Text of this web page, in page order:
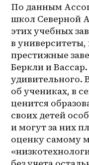
По данным
школ Северной
этих учебных
в университеты,
престижные
Беркли и
удивительного.
об учениках, в
ценится
своих детей
и могут за них
оценку самому